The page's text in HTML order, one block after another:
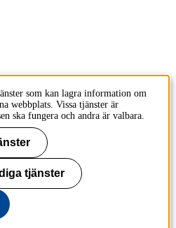
som kan lagra information om
webbplats. Vissa tjänster är
ska fungera och andra är valbara.
tjänster